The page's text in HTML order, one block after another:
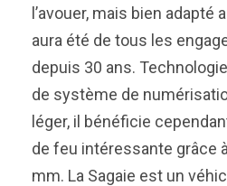
l’avouer, mais bien adapté
aura été de tous les
depuis 30 ans.
de système de
léger, il bénéficie
de feu intéressante grâce
mm. La Sagaie est un